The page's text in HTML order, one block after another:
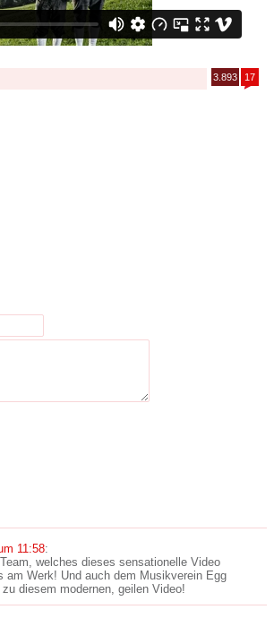
3.893 17
11:58:
welches dieses sensationelle Video
am Werk! Und auch dem Musikverein Egg
diesem modernen, geilen Video!